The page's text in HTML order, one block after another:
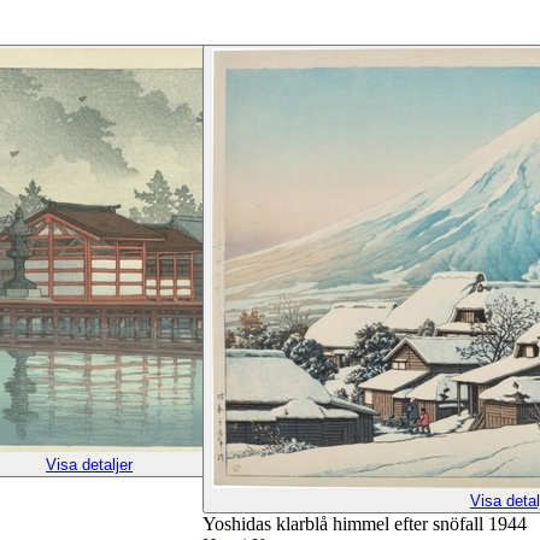
Visa detaljer
Visa
Yoshidas klarblå himmel efter snöfall 1944